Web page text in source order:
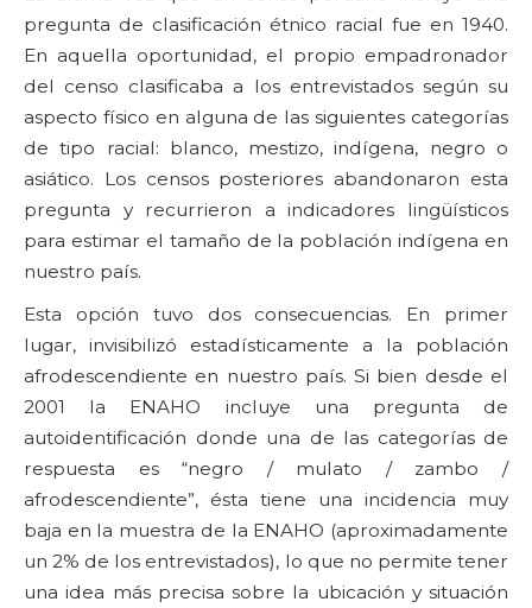
pregunta de clasificación étnico racial fue en 1940.
En aquella oportunidad, el propio empadronador
del censo clasificaba a los entrevistados según su
aspecto físico en alguna de las siguientes categorías
de tipo racial: blanco, mestizo, indígena, negro o
asiático. Los censos posteriores abandonaron esta
pregunta y recurrieron a indicadores lingüísticos
para estimar el tamaño de la población indígena en
nuestro país.
Esta opción tuvo dos consecuencias. En primer
lugar, invisibilizó estadísticamente a la población
afrodescendiente en nuestro país. Si bien desde el
2001 la ENAHO incluye una pregunta de
autoidentificación donde una de las categorías de
respuesta es “negro / mulato / zambo /
afrodescendiente”, ésta tiene una incidencia muy
baja en la muestra de la ENAHO (aproximadamente
un 2% de los entrevistados), lo que no permite tener
una idea más precisa sobre la ubicación y situación